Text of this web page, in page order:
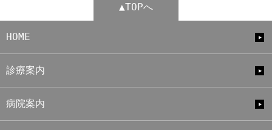
▲TOPへ
HOME
診療案内
病院案内